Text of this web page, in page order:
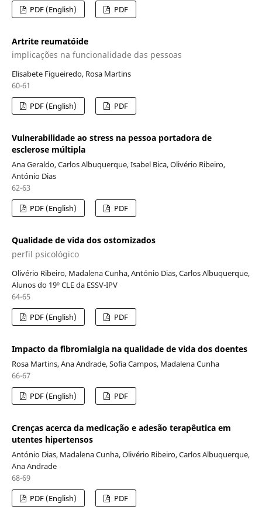
PDF (English)
PDF
Artrite reumatóide
implicações na funcionalidade das pessoas
Elisabete Figueiredo, Rosa Martins
60-61
PDF (English)
PDF
Vulnerabilidade ao stress na pessoa portadora de
esclerose múltipla
Ana Geraldo, Carlos Albuquerque, Isabel Bica, Olivério Ribeiro,
António Dias
62-63
PDF (English)
PDF
Qualidade de vida dos ostomizados
perfil psicológico
Olivério Ribeiro, Madalena Cunha, António Dias, Carlos Albuquerque,
Alunos do 19º CLE da ESSV-IPV
64-65
PDF (English)
PDF
Impacto da fibromialgia na qualidade de vida dos doentes
Rosa Martins, Ana Andrade, Sofia Campos, Madalena Cunha
66-67
PDF (English)
PDF
Crenças acerca da medicação e adesão terapêutica em
utentes hipertensos
António Dias, Madalena Cunha, Olivério Ribeiro, Carlos Albuquerque,
Ana Andrade
68-69
PDF (English)
PDF